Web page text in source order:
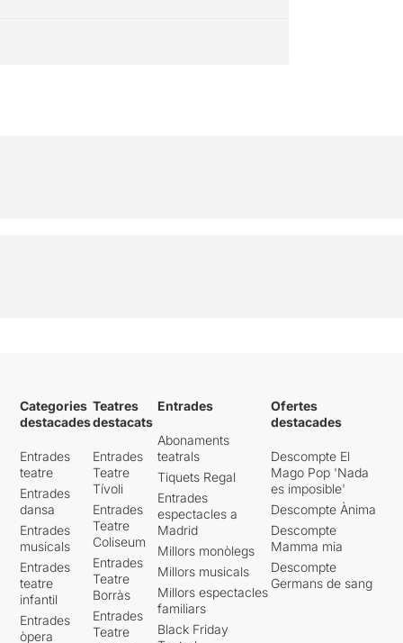
Categories
destacades
Entrades
teatre
Entrades
dansa
Entrades
musicals
Entrades
teatre
infantil
Entrades
òpera
Teatres
destacats
Entrades
Teatre
Tívoli
Entrades
Teatre
Coliseum
Entrades
Teatre
Borràs
Entrades
Teatre
Entrades
Abonaments
teatrals
Tiquets Regal
Entrades
espectacles a
Madrid
Millors monòlegs
Millors musicals
Millors espectacles
familiars
Black Friday
Ofertes
destacades
Descompte El
Mago Pop 'Nada
es imposible'
Descompte Ànima
Descompte
Mamma mia
Descompte
Germans de sang